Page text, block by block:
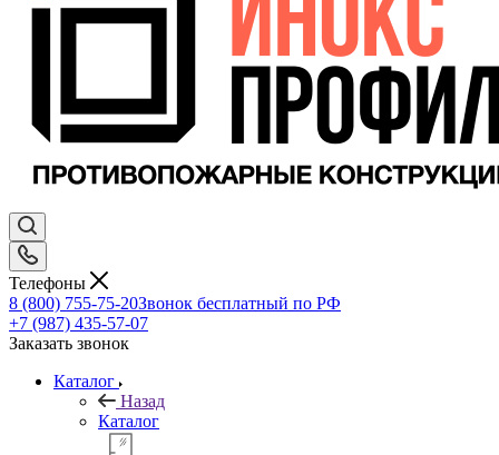
Телефоны
8 (800) 755-75-20Звонок бесплатный по РФ
+7 (987) 435-57-07
Заказать звонок
Каталог
Назад
Каталог